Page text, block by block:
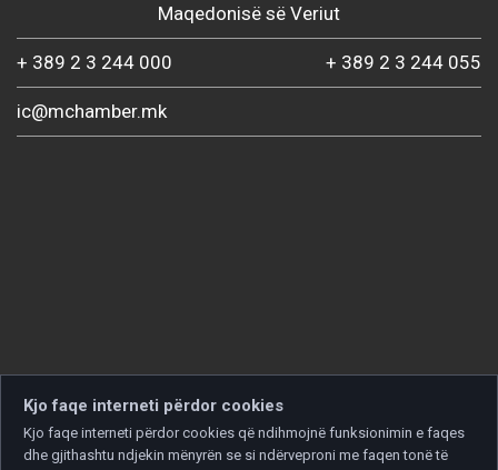
Maqedonisë së Veriut
+ 389 2 3 244 000 + 389 2 3 244 055
ic@mchamber.mk
Kjo faqe interneti përdor cookies
Kjo faqe interneti përdor cookies që ndihmojnë funksionimin e faqes
dhe gjithashtu ndjekin mënyrën se si ndërveproni me faqen tonë të